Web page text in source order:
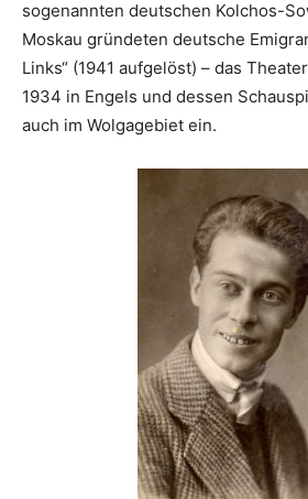
sogenannten deutschen Kolchos-
Moskau gründeten deutsche
Links“ (1941 aufgelöst) – das
1934 in Engels und dessen
auch im Wolgagebiet ein.